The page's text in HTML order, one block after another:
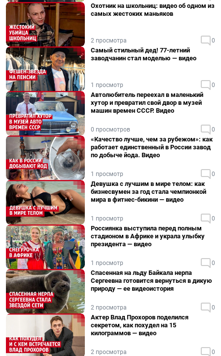
Охотник на школьниц: видео об одном из
самых жестоких маньяков
2 просмотра 0
Самый стильный дед! 77-летний
заводчанин стал моделью — видео
1 просмотр 0
Автолюбитель переехал в маленький
хутор и превратил свой двор в музей
машин времен СССР. Видео
0 просмотров 0
«Качество лучше, чем за рубежом»: как
работает единственный в России завод
по добыче йода. Видео
1 просмотр 0
Девушка с лучшим в мире телом: как
бизнесвумен за год стала чемпионкой
мира в фитнес-бикини — видео
1 просмотр 0
Россиянка выступила перед полным
стадионом в Африке и украла улыбку
президента — видео
1 просмотр 0
Спасенная на льду Байкала нерпа
Сергеевна готовится вернуться в дикую
природу — ее видеоистория
2 просмотра 0
Актер Влад Прохоров поделился
секретом, как похудел на 15
килограммов — видео
2 просмотра 0